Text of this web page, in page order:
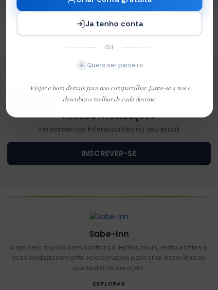
MT10.000,00
Receba Atualizações
Pensamentos interessantes no seu email
INSCREVER-SE
Sabe-Inn
Viaje pelo mundo com confiança. Hotéis, tours, restaurantes e
voos cuidadosamente selecionados para criar experiências
que ficam no coração.
EXPLORAR
Ja tenho conta
OU
Quero ser parceiro
Viajar e bom demais para nao compartilhar. Junte-se a nos e
descubra o melhor de cada destino.